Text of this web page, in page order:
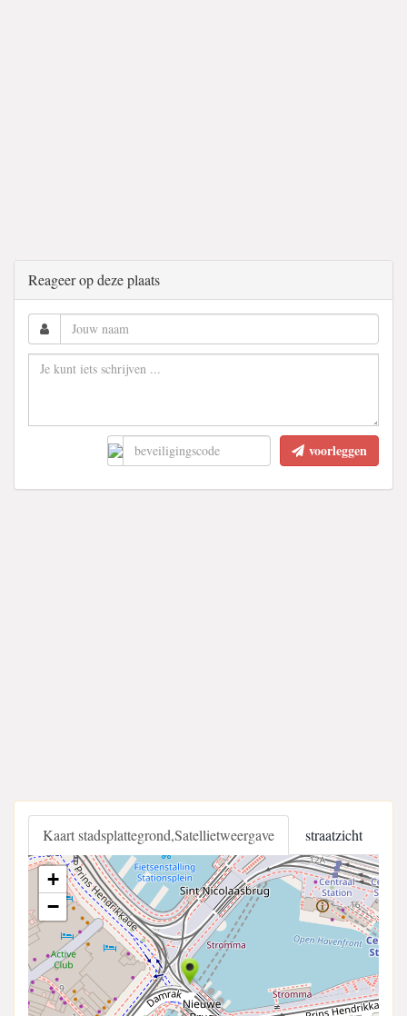
Reageer op deze plaats
voorleggen
Kaart stadsplattegrond,Satellietweergave straatzicht
+
−